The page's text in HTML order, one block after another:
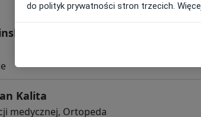
Kalita
medycznej, Ortopeda
do polityk prywatności stron trzecich.